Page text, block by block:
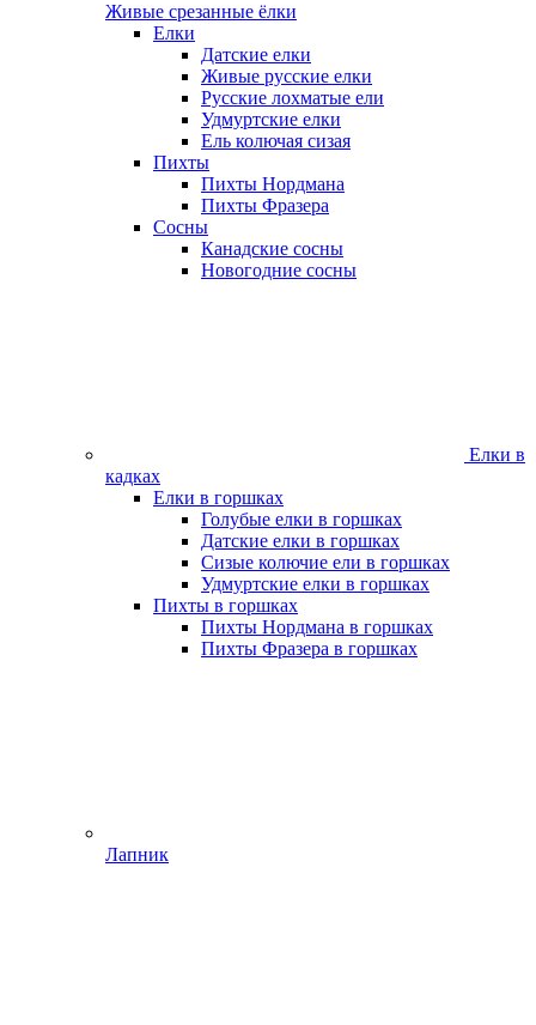
Живые срезанные ёлки
Елки
Датские елки
Живые русские елки
Русские лохматые ели
Удмуртские елки
Ель колючая сизая
Пихты
Пихты Нордмана
Пихты Фразера
Сосны
Канадские сосны
Новогодние сосны
Елки в
кадках
Елки в горшках
Голубые елки в горшках
Датские елки в горшках
Сизые колючие ели в горшках
Удмуртские елки в горшках
Пихты в горшках
Пихты Нордмана в горшках
Пихты Фразера в горшках
Лапник